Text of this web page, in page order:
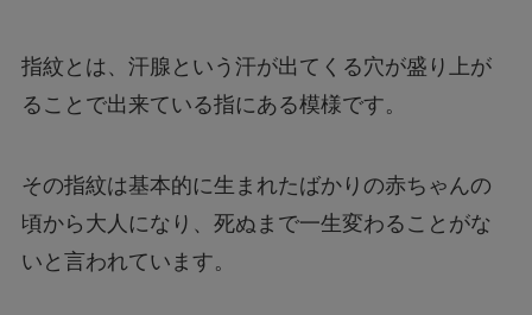
指紋とは、汗腺という汗が出てくる穴が盛り上が
ることで出来ている指にある模様です。
その指紋は基本的に生まれたばかりの赤ちゃんの
頃から大人になり、死ぬまで一生変わることがな
いと言われています。